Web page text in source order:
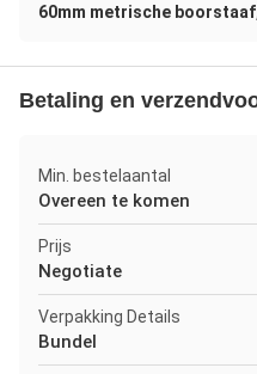
60mm metrische boorstaaf
Betaling en
Min. bestelaantal
Overeen te komen
Prijs
Negotiate
Verpakking Details
Bundel